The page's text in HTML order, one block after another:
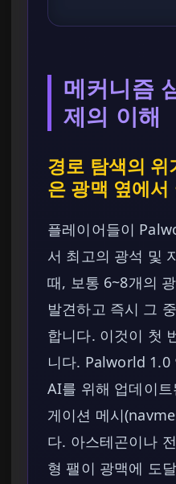
메커니즘
제의 이해
경로 탐색의 위
은 광맥 옆에서
플레이어들이
서 최고의 광석 및
때, 보통 6~8개의
발견하고 즉시 그
합니다. 이것이 첫
니다. Palworld 1.0
AI를 위해 업데이
게이션 메시
다. 아스테곤이나
형 팰이 광맥에 도